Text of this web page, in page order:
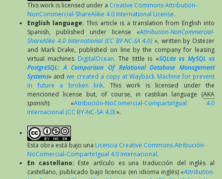
This work is licensed under a Creative Commons Attribution-
NonCommercial-ShareAlike 4.0 International License.
English language: This article is a translation from English into
Spanish, published under license «Attribution-NonCommercial-
ShareAlike 4.0 International (CC BY-NC-SA 4.0) », written by Ostezer
and Mark Drake, published on line by the company for leasing
virtual machines DigitalOcean. The tittle is «SQLite vs MySQL vs
PostgreSQL: A Comparison Of Relational Database Management
Systems» andwe created a copy at Wayback Machine for prevent
in future a broken link. This work is licensed under the
mencioned license but, of course, in castilian language (AKA
spanish): «Atribución-NoComercial-CompartirIgual 4.0
Internacional (CC BY-NC-SA 4.0)».
Esta obra está bajo una Licencia Creative Commons Atribución-
NoComercial-CompartirIgual 4.0 Internacional.
En castellano: Este artículo es una traducción del inglés al
castellano, publicado bajo licencia (en idioma inglés) «Attribution-